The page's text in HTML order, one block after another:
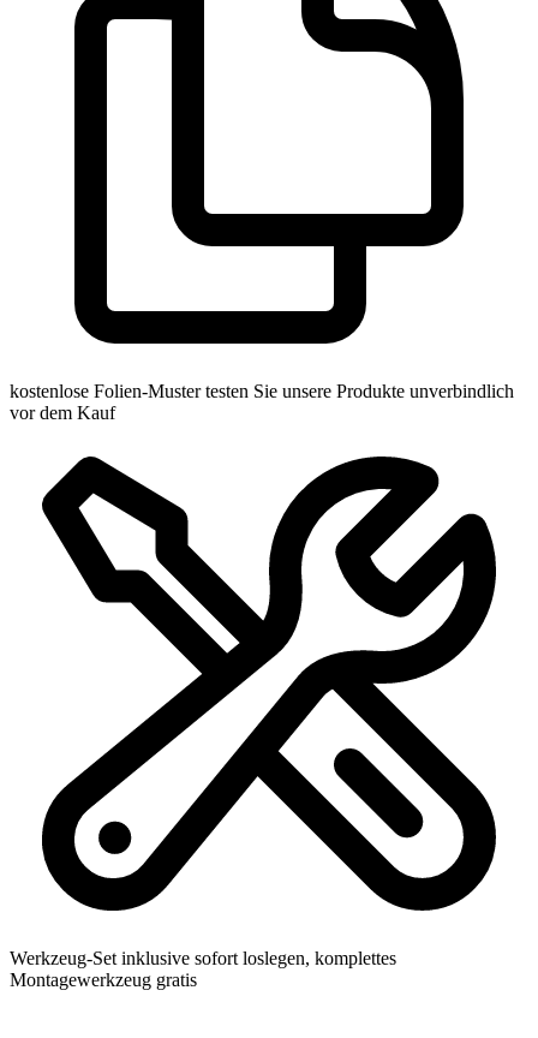
kostenlose Folien-Muster testen Sie unsere Produkte unverbindlich
vor dem Kauf
Werkzeug-Set inklusive sofort loslegen, komplettes
Montagewerkzeug gratis